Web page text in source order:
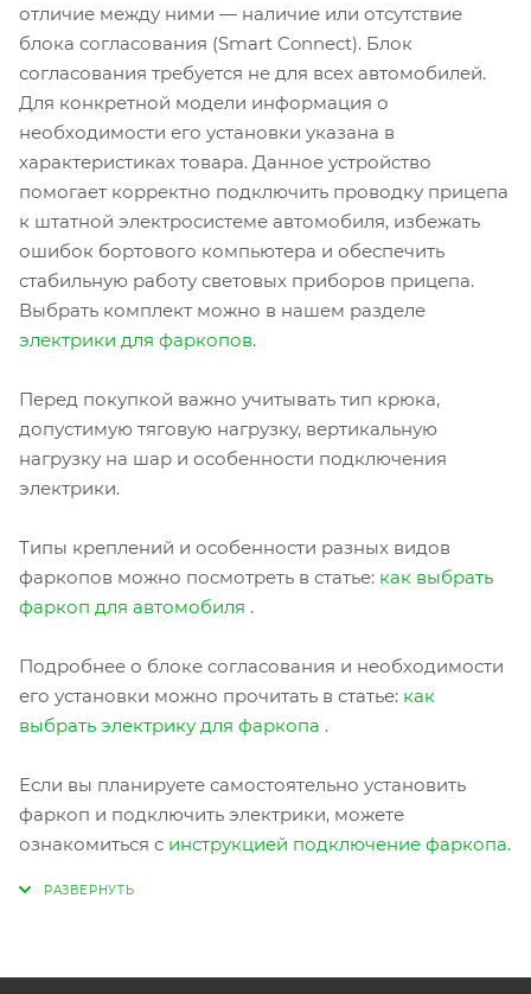
отличие между ними — наличие или отсутствие
блока согласования (Smart Connect). Блок
согласования требуется не для всех автомобилей.
Для конкретной модели информация о
необходимости его установки указана в
характеристиках товара. Данное устройство
помогает корректно подключить проводку прицепа
к штатной электросистеме автомобиля, избежать
ошибок бортового компьютера и обеспечить
стабильную работу световых приборов прицепа.
Выбрать комплект можно в нашем разделе
электрики для фаркопов.
Перед покупкой важно учитывать тип крюка,
допустимую тяговую нагрузку, вертикальную
нагрузку на шар и особенности подключения
электрики.
Типы креплений и особенности разных видов
фаркопов можно посмотреть в статье: как выбрать
фаркоп для автомобиля .
Подробнее о блоке согласования и необходимости
его установки можно прочитать в статье: как
выбрать электрику для фаркопа .
Если вы планируете самостоятельно установить
фаркоп и подключить электрики, можете
ознакомиться с инструкцией подключение фаркопа.